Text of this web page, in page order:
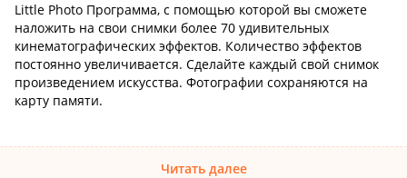
Little Photo Программа, с помощью которой вы сможете
наложить на свои снимки более 70 удивительных
кинематографических эффектов. Количество эффектов
постоянно увеличивается. Сделайте каждый свой снимок
произведением искусства. Фотографии сохраняются на
карту памяти.
Читать далее